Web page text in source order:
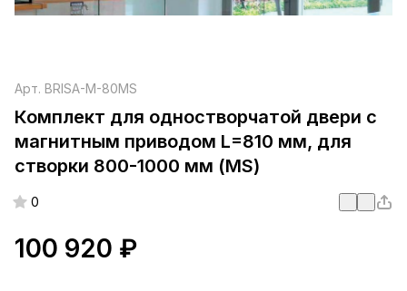
Арт. BRISA-M-80MS
Комплект для одностворчатой двери c
магнитным приводом L=810 мм, для
створки 800-1000 мм (MS)
0
100 920 ₽